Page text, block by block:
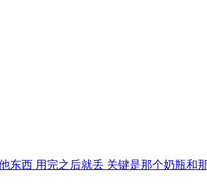
西 用完之后就丢 关键是那个奶瓶和